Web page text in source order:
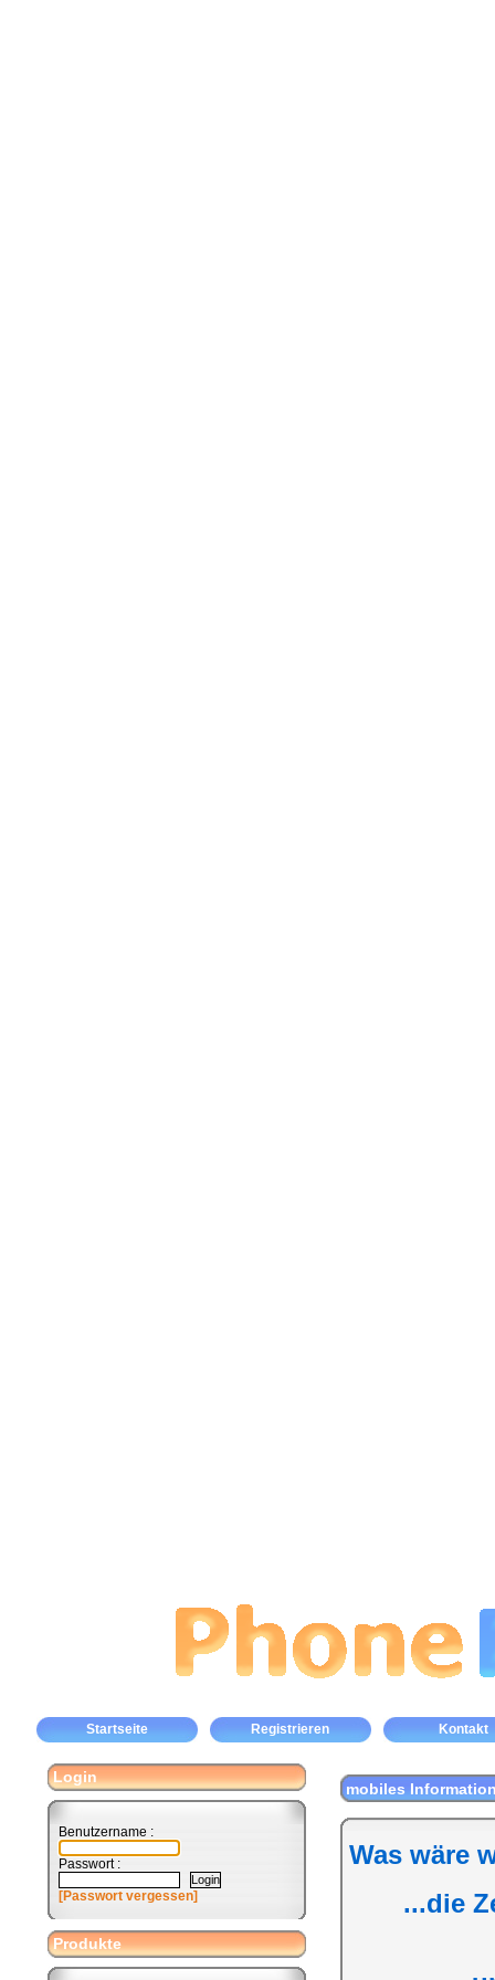
Startseite Registrieren Kontakt
Login
Benutzername :
Passwort :
[Passwort vergessen]
Produkte
mobiles
Was wäre
...die